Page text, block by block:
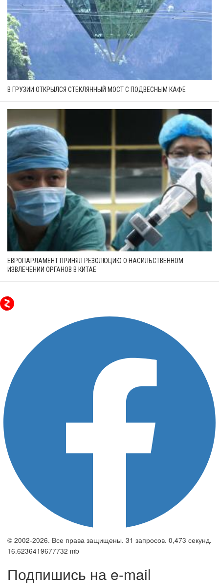
В ГРУЗИИ ОТКРЫЛСЯ СТЕКЛЯННЫЙ МОСТ С ПОДВЕСНЫМ КАФЕ
ЕВРОПАРЛАМЕНТ ПРИНЯЛ РЕЗОЛЮЦИЮ О НАСИЛЬСТВЕННОМ
ИЗВЛЕЧЕНИИ ОРГАНОВ В КИТАЕ
© 2002-2026. Все права защищены. 31 запросов. 0,473 секунд.
16.6236419677732 mb
Подпишись на e-mail